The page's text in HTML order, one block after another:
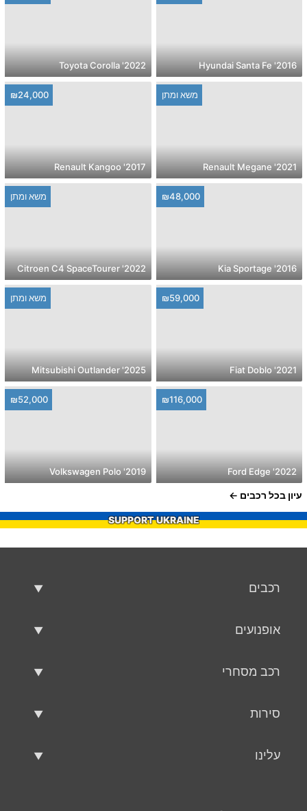
2016' Hyundai Santa Fe
2022' Toyota Corolla
משא ומתן
2021' Renault Megane
₪24,000
2017' Renault Kangoo
₪48,000
2016' Kia Sportage
משא ומתן
2022' Citroen C4 SpaceTourer
₪59,000
2021' Fiat Doblo
משא ומתן
2025' Mitsubishi Outlander
₪116,000
2022' Ford Edge
₪52,000
2019' Volkswagen Polo
עיון בכל רכבים
SUPPORT UKRAINE
רכבים
אופנועים
רכב מסחרי
סירות
עלינו